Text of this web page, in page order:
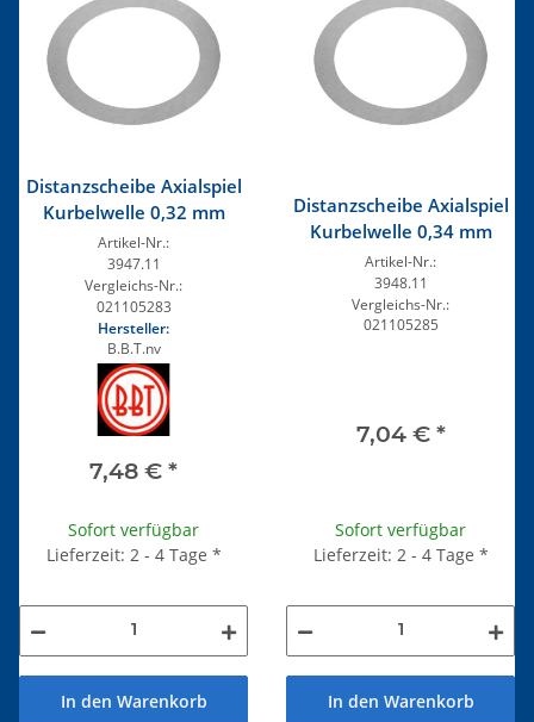
Distanzscheibe Axialspiel
Kurbelwelle 0,32 mm
Artikel-Nr.:
3947.11
Vergleichs-Nr.:
021105283
Hersteller:
B.B.T.nv
7,48 € *
Sofort verfügbar
Lieferzeit: 2 - 4 Tage *
In den Warenkorb
Distanzscheibe Axialspiel
Kurbelwelle 0,34 mm
Artikel-Nr.:
3948.11
Vergleichs-Nr.:
021105285
7,04 € *
Sofort verfügbar
Lieferzeit: 2 - 4 Tage *
In den Warenkorb